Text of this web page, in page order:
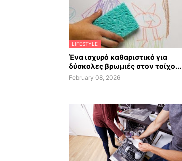
LIFESTYLE
Ένα ισχυρό καθαριστικό για
δύσκολες βρωμιές στον τοίχο...
February 08, 2026